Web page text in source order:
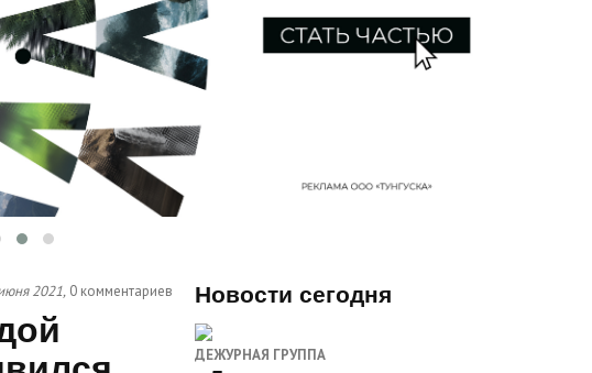
2021, 0 комментариев Новости сегодня
ДЕЖУРНАЯ ГРУППА